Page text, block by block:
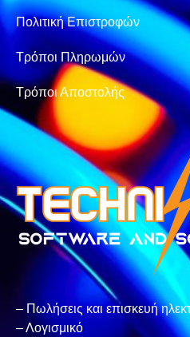
Πολιτική Επιστροφών
Τρόποι Πληρωμών
Τρόποι Αποστολής
– Πωλήσεις και επισκευή
– Λογισμικό